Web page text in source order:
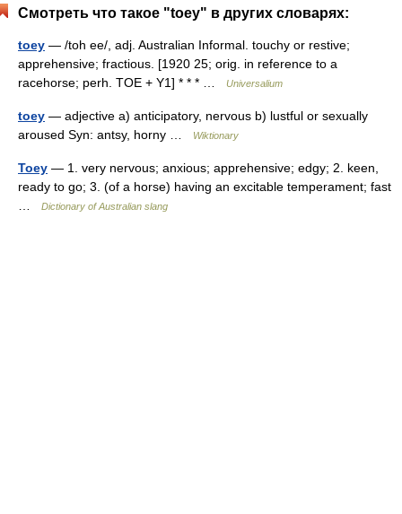
Смотреть что такое "toey" в других словарях:
toey — /toh ee/, adj. Australian Informal. touchy or restive;
apprehensive; fractious. [1920 25; orig. in reference to a
racehorse; perh. TOE + Y1] * * * …
Universalium
toey — adjective a) anticipatory, nervous b) lustful or sexually
aroused Syn: antsy, horny …
Wiktionary
Toey — 1. very nervous; anxious; apprehensive; edgy; 2. keen,
ready to go; 3. (of a horse) having an excitable temperament; fast
Dictionary of Australian slang